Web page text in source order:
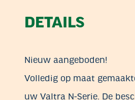
DETAILS
Nieuw aangeboden!
Volledig op maat
uw Valtra N-Serie. De